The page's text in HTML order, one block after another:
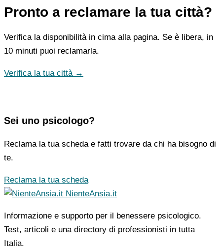
Pronto a reclamare la tua città?
Verifica la disponibilità in cima alla pagina. Se è libera, in
10 minuti puoi reclamarla.
Verifica la tua città →
Sei uno psicologo?
Reclama la tua scheda e fatti trovare da chi ha bisogno di
te.
Reclama la tua scheda
NienteAnsia.it
Informazione e supporto per il benessere psicologico.
Test, articoli e una directory di professionisti in tutta
Italia.